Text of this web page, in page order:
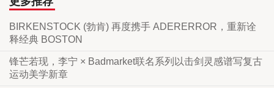
BIRKENSTOCK (勃肯) 再度携手 ADERERROR，重新诠
释经典 BOSTON
锋芒若现，李宁 × Badmarket联名系列以击剑灵感谱写复古
运动美学新章